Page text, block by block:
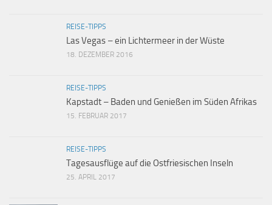
REISE-TIPPS
Las Vegas – ein Lichtermeer in der Wüste
18. DEZEMBER 2016
REISE-TIPPS
Kapstadt – Baden und Genießen im Süden Afrikas
15. FEBRUAR 2017
REISE-TIPPS
Tagesausflüge auf die Ostfriesischen Inseln
25. APRIL 2017